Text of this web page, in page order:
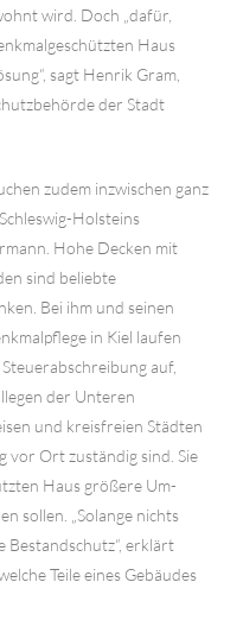
wird. Doch „dafür,
Haus
sagt Henrik Gram,
der Stadt
zudem inzwischen ganz
Holsteins
Hohe Decken mit
sind beliebte
Bei ihm und seinen
in Kiel laufen
auf,
der Unteren
und kreisfreien Städten
vor Ort zuständig sind. Sie
Haus größere Um-
sollen. „Solange nichts
Bestandschutz“, erklärt
Teile eines Gebäudes